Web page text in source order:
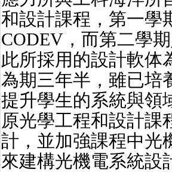
和設計課程，第一學
CODEV，而第二學
此所採用的設計軟体
為期三年半，雖已培
提升學生的系統與領
原光學工程和設計課
計，並加強課程中光
來建構光機電系統設